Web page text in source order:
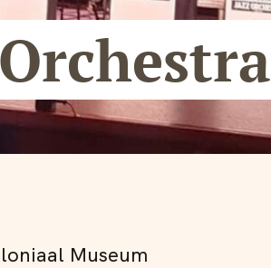
Museum